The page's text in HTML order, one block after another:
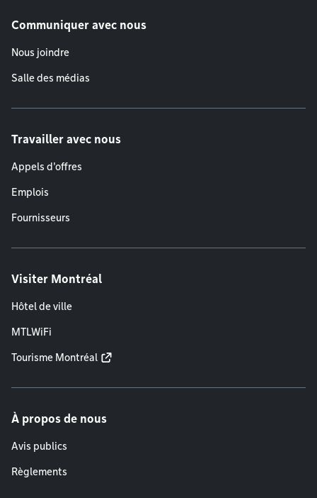
Communiquer avec nous
Nous joindre
Salle des médias
Travailler avec nous
Appels d'offres
Emplois
Fournisseurs
Visiter Montréal
Hôtel de ville
MTLWiFi
Tourisme Montréal
À propos de nous
Avis publics
Règlements